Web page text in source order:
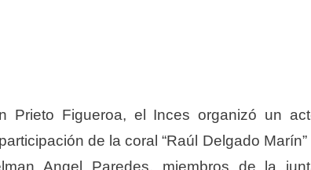
Prieto Figueroa, el Inces organizó un
de la coral “Raúl Delgado Marín”
Angel Paredes, miembros de la